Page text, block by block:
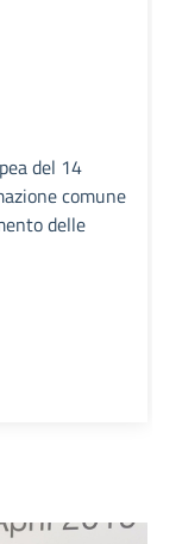
del 14
comune
delle